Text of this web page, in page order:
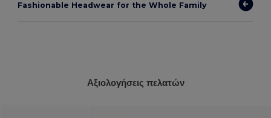
Fashionable Headwear for the Whole Family
Αξιολογήσεις πελατών